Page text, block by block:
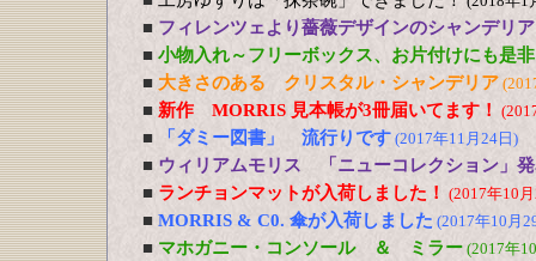
■ フィレンツェより薔薇デザインのシャンデリア
■ 小物入れ～フリーボックス、お片付けにも是
■ 大きさのある クリスタル・シャンデリア
■ 新作 MORRIS 見本帳が3冊届いてます！
■ 「ダミー図書」 流行りです (2017年11月24日)
■ ウィリアムモリス 「ニューコレクション」
■ ランチョンマットが入荷しました！ (2017年10
■ MORRIS & C0. 傘が入荷しました (2017年10月
■ マホガニー・コンソール ＆ ミラー (2017年